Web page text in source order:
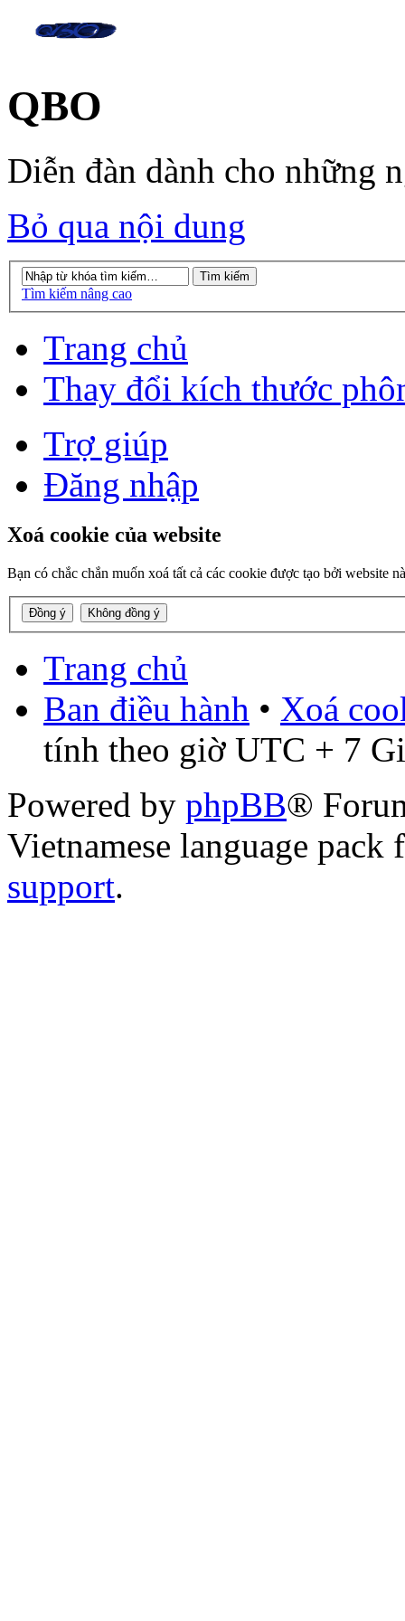
QBO
Diễn đàn dành cho những
Bỏ qua nội dung
Tìm kiếm nâng cao
Trang chủ
Thay đổi kích thước
Trợ giúp
Đăng nhập
Xoá cookie của website
Bạn có chắc chắn muốn xoá tất cả các cookie được tạo bởi website
Trang chủ
Ban điều hành • Xoá
tính theo giờ UTC + 7
Powered by phpBB®
Vietnamese language
support.